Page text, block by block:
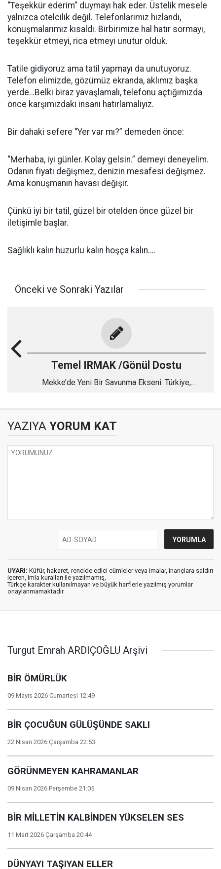
“Teşekkür ederim” duymayı hak eder. Üstelik mesele
yalnızca otelcilik değil. Telefonlarımız hızlandı,
konuşmalarımız kısaldı. Birbirimize hal hatır sormayı,
teşekkür etmeyi, rica etmeyi unutur olduk.
Tatile gidiyoruz ama tatil yapmayı da unutuyoruz.
Telefon elimizde, gözümüz ekranda, aklımız başka
yerde…Belki biraz yavaşlamalı, telefonu açtığımızda
önce karşımızdaki insanı hatırlamalıyız.
Bir dahaki sefere “Yer var mı?” demeden önce:
“Merhaba, iyi günler. Kolay gelsin.” demeyi deneyelim.
Odanın fiyatı değişmez, denizin mesafesi değişmez.
Ama konuşmanın havası değişir.
Çünkü iyi bir tatil, güzel bir otelden önce güzel bir
iletişimle başlar.
Sağlıklı kalın huzurlu kalın hoşça kalın….
Önceki ve Sonraki Yazılar
Temel IRMAK /Gönül Dostu
Mekke’de Yeni Bir Savunma Ekseni: Türkiye,
YAZIYA YORUM KAT
UYARI: Küfür, hakaret, rencide edici cümleler veya imalar, inançlara saldırı
içeren, imla kuralları ile yazılmamış,
Türkçe karakter kullanılmayan ve büyük harflerle yazılmış yorumlar
onaylanmamaktadır.
Turgut Emrah ARDIÇOĞLU Arşivi
BİR ÖMÜRLÜK
09 Mayıs 2026 Cumartesi 12:49
BİR ÇOCUĞUN GÜLÜŞÜNDE SAKLI
22 Nisan 2026 Çarşamba 22:53
GÖRÜNMEYEN KAHRAMANLAR
09 Nisan 2026 Perşembe 21:05
BİR MİLLETİN KALBİNDEN YÜKSELEN SES
11 Mart 2026 Çarşamba 20:44
DÜNYAYI TAŞIYAN ELLER